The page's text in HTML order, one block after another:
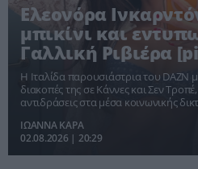
Ελεονόρα
μπικίνι και
Γαλλική Ριβιέρα
Η Ιταλίδα παρουσιάστρια του DAZN
διακοπές της σε Κάννες και Σεν
αντιδράσεις στα μέσα κοινωνικής
ΙΩΑΝΝΑ ΚΑΡΑ
02.08.2026 | 20:29